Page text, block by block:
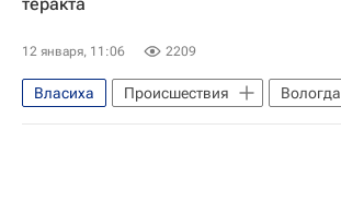
12 января, 11:06 2209
Власиха Происшествия
Вологда
Украина